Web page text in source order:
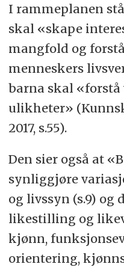
I rammeplanen
skal «skape
mangfold og
menneskers
barna skal «forstå
ulikheter»
2017, s.55).
Den sier også at
synliggjøre
og livssyn (s.9) og
likestilling og
kjønn,
orientering,